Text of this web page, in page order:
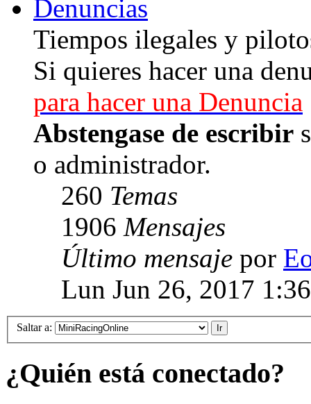
Denuncias
Tiempos ilegales y
Si quieres hacer una
para hacer una Denuncia
Abstengase de escribir
o administrador.
260 Temas
1906 Mensajes
Último mensaje por
Lun Jun 26, 2017
Saltar a:
¿Quién está conectado?